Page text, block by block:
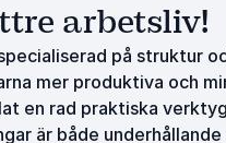
arbetsliv!
på struktur
mer produktiva och
en rad praktiska
är både